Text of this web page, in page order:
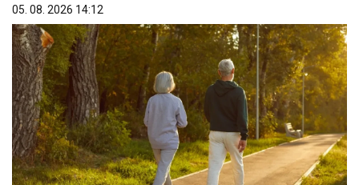
05. 08. 2026 14:12